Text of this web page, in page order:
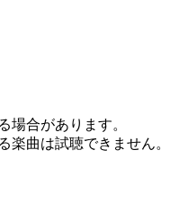
場合があります。
曲は試聴できません。